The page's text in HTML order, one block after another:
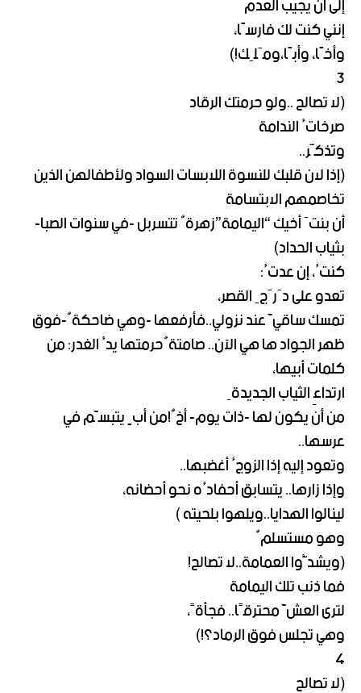
إنني كنت لك فارسًا،
وأخًا، وأبًا،ومَلِك!)
3
(لا تصالح ..ولو حرمتك الرقاد
صرخاتُ الندامة
وتذكَّر..
(إذا لان قلبك للنسوة اللابسات السواد ولأطفالهن الذين
تخاصمهم الابتسامة
أن بنتَ أخيك “اليمامة”زهرةٌ تتسربل -في سنوات الصبا-
بثياب الحداد)
كنتُ، إن عدتُ:
تعدو على دَرَجِ القصر،
تمسك ساقيَّ عند نزولي..فأرفعها -وهي ضاحكةٌ-فوق
ظهر الجواد ها هي الآن.. صامتةٌحرمتها يدُ الغدر: من
كلمات أبيها،
ارتداءِ الثياب الجديدةِ
من أن يكون لها -ذات يوم- أخٌ!من أبٍ يتبسَّم في
عرسها..
وتعود إليه إذا الزوجُ أغضبها..
وإذا زارها.. يتسابق أحفادُه نحو أحضانه،
لينالوا الهدايا..ويلهوا بلحيته )
وهو مستسلمٌ
(ويشدُّوا العمامة..لا تصالح!
فما ذنب تلك اليمامة
لترى العشَّ محترقًا.. فجأةً،
وهي تجلس فوق الرماد؟!)
4
(لا تصالح